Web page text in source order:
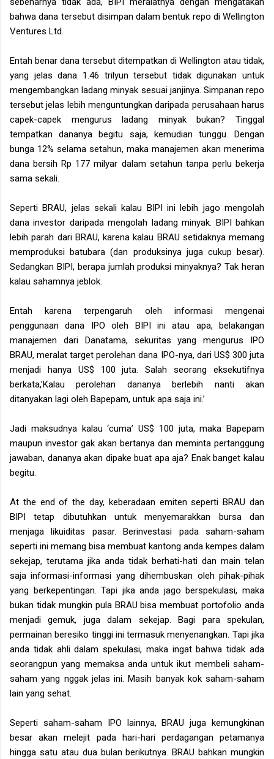
bahwa dana tersebut disimpan dalam bentuk repo di Wellington
Ventures Ltd.
Entah benar dana tersebut ditempatkan di Wellington atau tidak,
yang jelas dana 1.46 trilyun tersebut tidak digunakan untuk
mengembangkan ladang minyak sesuai janjinya. Simpanan repo
tersebut jelas lebih menguntungkan daripada perusahaan harus
capek-capek mengurus ladang minyak bukan? Tinggal
tempatkan dananya begitu saja, kemudian tunggu. Dengan
bunga 12% selama setahun, maka manajemen akan menerima
dana bersih Rp 177 milyar dalam setahun tanpa perlu bekerja
sama sekali.
Seperti BRAU, jelas sekali kalau BIPI ini lebih jago mengolah
dana investor daripada mengolah ladang minyak. BIPI bahkan
lebih parah dari BRAU, karena kalau BRAU setidaknya memang
memproduksi batubara (dan produksinya juga cukup besar).
Sedangkan BIPI, berapa jumlah produksi minyaknya? Tak heran
kalau sahamnya jeblok.
Entah karena terpengaruh oleh informasi mengenai
penggunaan dana IPO oleh BIPI ini atau apa, belakangan
manajemen dari Danatama, sekuritas yang mengurus IPO
BRAU, meralat target perolehan dana IPO-nya, dari US$ 300 juta
menjadi hanya US$ 100 juta. Salah seorang eksekutifnya
berkata,’Kalau perolehan dananya berlebih nanti akan
ditanyakan lagi oleh Bapepam, untuk apa saja ini.’
Jadi maksudnya kalau ‘cuma’ US$ 100 juta, maka Bapepam
maupun investor gak akan bertanya dan meminta pertanggung
jawaban, dananya akan dipake buat apa aja? Enak banget kalau
begitu.
At the end of the day, keberadaan emiten seperti BRAU dan
BIPI tetap dibutuhkan untuk menyemarakkan bursa dan
menjaga likuiditas pasar. Berinvestasi pada saham-saham
seperti ini memang bisa membuat kantong anda kempes dalam
sekejap, terutama jika anda tidak berhati-hati dan main telan
saja informasi-informasi yang dihembuskan oleh pihak-pihak
yang berkepentingan. Tapi jika anda jago berspekulasi, maka
bukan tidak mungkin pula BRAU bisa membuat portofolio anda
menjadi gemuk, juga dalam sekejap. Bagi para spekulan,
permainan beresiko tinggi ini termasuk menyenangkan. Tapi jika
anda tidak ahli dalam spekulasi, maka ingat bahwa tidak ada
seorangpun yang memaksa anda untuk ikut membeli saham-
saham yang nggak jelas ini. Masih banyak kok saham-saham
lain yang sehat.
Seperti saham-saham IPO lainnya, BRAU juga kemungkinan
besar akan melejit pada hari-hari perdagangan petamanya
hingga satu atau dua bulan berikutnya. BRAU bahkan mungkin